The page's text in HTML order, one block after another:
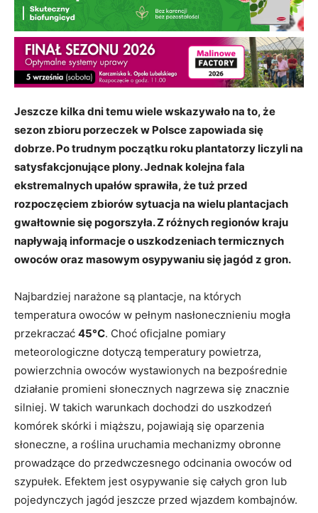
Jeszcze kilka dni temu wiele wskazywało na to, że
sezon zbioru porzeczek w Polsce zapowiada się
dobrze. Po trudnym początku roku plantatorzy liczyli na
satysfakcjonujące plony. Jednak kolejna fala
ekstremalnych upałów sprawiła, że tuż przed
rozpoczęciem zbiorów sytuacja na wielu plantacjach
gwałtownie się pogorszyła. Z różnych regionów kraju
napływają informacje o uszkodzeniach termicznych
owoców oraz masowym osypywaniu się jagód z gron.
Najbardziej narażone są plantacje, na których
temperatura owoców w pełnym nasłonecznieniu mogła
przekraczać 45°C. Choć oficjalne pomiary
meteorologiczne dotyczą temperatury powietrza,
powierzchnia owoców wystawionych na bezpośrednie
działanie promieni słonecznych nagrzewa się znacznie
silniej. W takich warunkach dochodzi do uszkodzeń
komórek skórki i miąższu, pojawiają się oparzenia
słoneczne, a roślina uruchamia mechanizmy obronne
prowadzące do przedwczesnego odcinania owoców od
szypułek. Efektem jest osypywanie się całych gron lub
pojedynczych jagód jeszcze przed wjazdem kombajnów.